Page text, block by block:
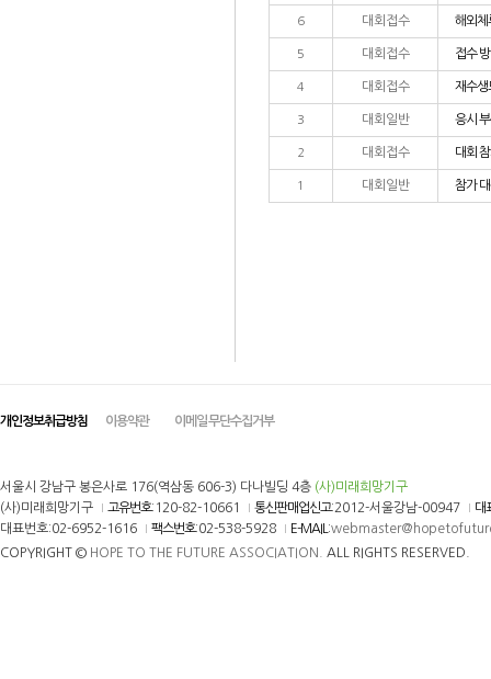
6 대회접수 해외체
5 대회접수 접수
4 대회접수 재수생
3 대회일반 응시
2 대회접수 대회
1 대회일반 참가
개인정보취급방침 이용약관 이메일 무단수집거부
서울시 강남구 봉은사로 176(역삼동 606-3) 다나빌딩 4층 (사)미래희망기구
(사)미래희망기구
고유번호:120-82-10661 통신판매업신고:2012-서울강남-00947
대
대표번호:02-6952-1616
팩스번호:02-538-5928 E-MAIL :
COPYRIGHT © HOPE TO THE FUTURE ASSOCIATION. ALL RIGHTS RESERVED.